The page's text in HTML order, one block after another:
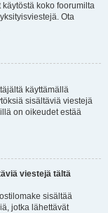
koko foorumilta
Ota
käyttämällä
sisältäviä viestejä
on oikeudet estää
viestejä tältä
sisältää
jotka lähettävät